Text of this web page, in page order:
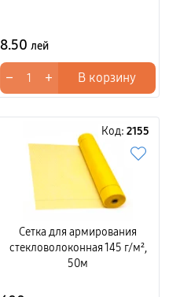
8.50 лей
− + В корзину
Код: 2155
Сетка для армирования
стекловолоконная 145 г/м²,
50м